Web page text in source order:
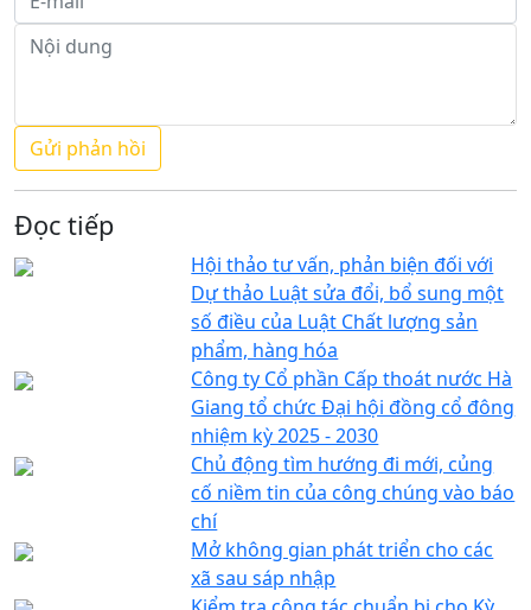
Đọc tiếp
Hội thảo tư vấn, phản biện đối với
Dự thảo Luật sửa đổi, bổ sung một
số điều của Luật Chất lượng sản
phẩm, hàng hóa
Công ty Cổ phần Cấp thoát nước Hà
Giang tổ chức Đại hội đồng cổ đông
nhiệm kỳ 2025 - 2030
Chủ động tìm hướng đi mới, củng
cố niềm tin của công chúng vào báo
chí
Mở không gian phát triển cho các
xã sau sáp nhập